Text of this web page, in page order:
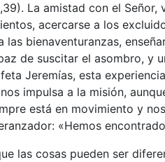
La amistad con el
acercarse a los
bienaventuranzas,
de suscitar el asombro, y
Jeremías, esta
impulsa a la misión,
está en movimiento y
«Hemos
las cosas pueden ser